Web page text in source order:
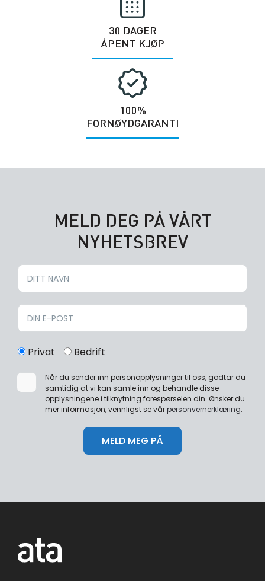
30 DAGER
ÅPENT KJØP
100%
FORNØYDGARANTI
MELD DEG PÅ VÅRT
NYHETSBREV
Privat Bedrift
Når du sender inn personopplysninger til oss, godtar du
samtidig at vi kan samle inn og behandle disse
opplysningene i tilknytning forespørselen din. Ønsker du
mer informasjon, vennligst se vårpersonvernerklæring.